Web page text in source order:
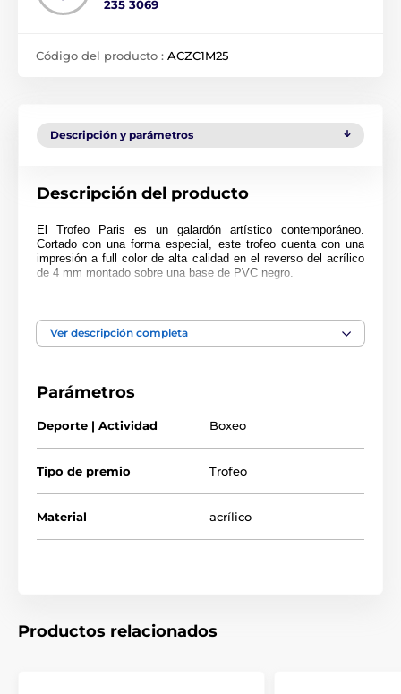
235 3069
Código del producto : ACZC1M25
Descripción y parámetros
Descripción del producto
El Trofeo Paris es un galardón artístico contemporáneo.
Cortado con una forma especial, este trofeo cuenta con una
impresión a full color de alta calidad en el reverso del acrílico
de 4 mm montado sobre una base de PVC negro.
Ver descripción completa
Parámetros
Deporte | Actividad Boxeo
Tipo de premio Trofeo
Material acrílico
Productos relacionados